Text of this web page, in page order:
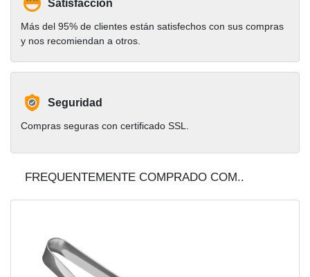
Satisfacción
Más del 95% de clientes están satisfechos con sus compras
y nos recomiendan a otros.
Seguridad
Compras seguras con certificado SSL.
FREQUENTEMENTE COMPRADO COM..